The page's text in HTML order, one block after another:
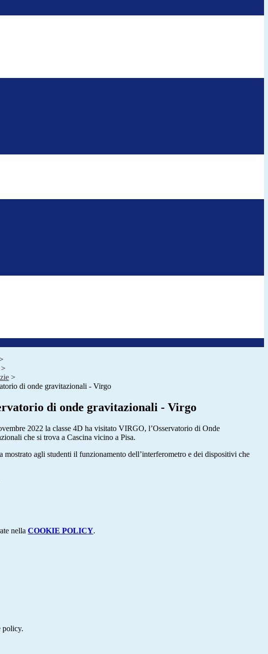
>
>
di onde gravitazionali - Virgo
di onde gravitazionali - Virgo
2022 la classe 4D ha visitato VIRGO, l’Osservatorio di Onde
che si trova a Cascina vicino a Pisa.
agli studenti il funzionamento dell’interferometro e dei dispositivi che
nella COOKIE POLICY.
policy.